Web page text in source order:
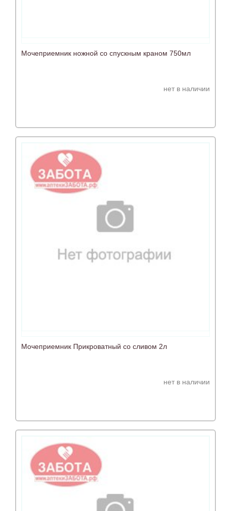
Мочеприемник ножной со спускным краном 750мл
нет в наличии
Мочеприемник Прикроватный со сливом 2л
нет в наличии